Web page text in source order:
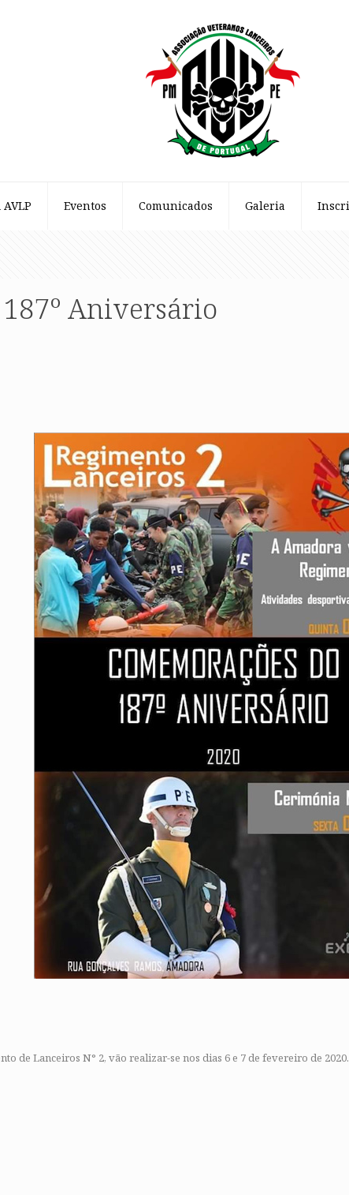
AVLP Eventos Comunicados Galeria
Aniversário
de Lanceiros N° 2, vão realizar-se nos dias 6 e 7 de fevereiro de 2020.